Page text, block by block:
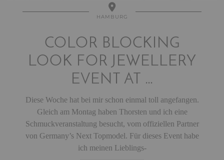
HAMBURG
COLOR BLOCKING
LOOK FOR JEWELLERY
EVENT AT …
Diese Woche hat bei mir schon einmal toll angefangen.
Gleich am Montag haben Thorsten und ich eine
Schmuckveranstaltung besucht, vom offiziellen Partner
von Germany’s Next Topmodel. Für dieses Event habe
ich meinen Lieblings-